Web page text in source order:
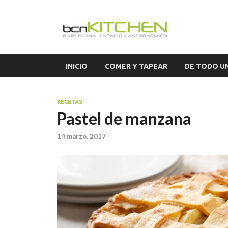
INICIO COMER Y TAPEAR DE TODO
RECETAS
Pastel de manzana
14 marzo, 2017